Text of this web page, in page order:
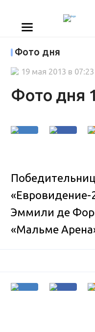
Фото дня
Фото дня
19 мая 2013 в 07:23
«Евровидение-
Эммили де
«Мальме